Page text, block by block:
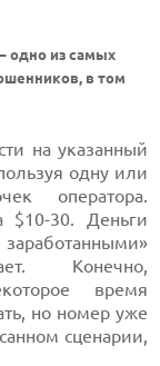
одно из самых
в том
на указанный
одну или
оператора.
$10-30. Деньги
Конечно,
время
но номер уже
сценарии,